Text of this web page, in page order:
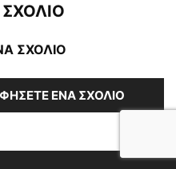
ΣΧΟΛΙΟ
ΈΝΑ ΣΧΌΛΙΟ